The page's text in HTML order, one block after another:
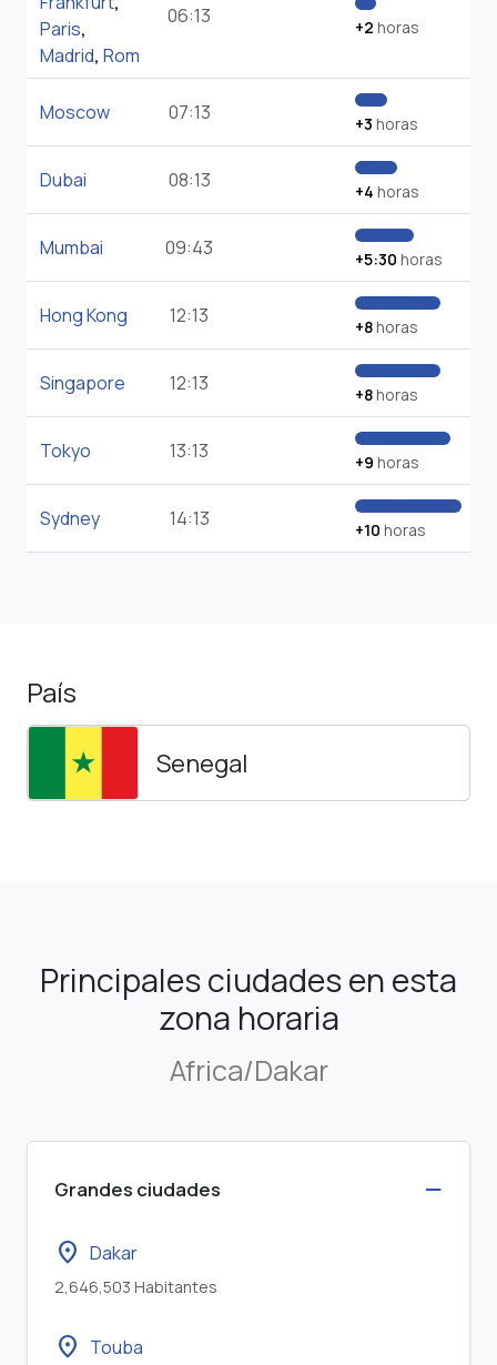
Paris,
Madrid, Rom
06:13 +2 horas
Moscow 07:13 +3 horas
Dubai 08:13 +4 horas
Mumbai 09:43 +5:30 horas
Hong Kong 12:13 +8horas
Singapore 12:13 +8horas
Tokyo 13:13 +9 horas
Sydney 14:13 +10 horas
País
Senegal
Principales ciudades en esta
zona horaria
Africa/Dakar
Grandes ciudades
location_on Dakar
2,646,503 Habitantes
location_on Touba